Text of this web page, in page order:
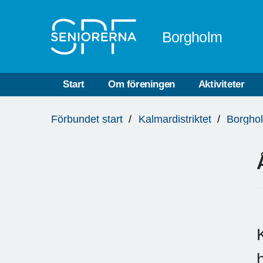
Borgholm
Start Om föreningen Aktiviteter
är
Förbundet start Kalmardistriktet